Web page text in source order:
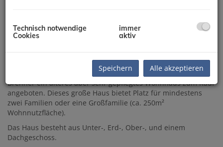
Beschreibung
Im wunderschönen Wipptal wird in der Gemeinde Gries am
Brenner ein älteres aber sehr gepflegtes Wohnhaus zum Kauf
angeboten. Dieses große Haus bietet Platz für mindestens
zwei Familien oder eine Großfamilie (ca. 250m²
Wohnnutzfläche).
Das Haus besteht aus Unter-, Erd-, Ober-, und einem
Dachgeschoss.
Technisch notwendige
Cookies
immer
aktiv
Speichern Alle akzeptieren